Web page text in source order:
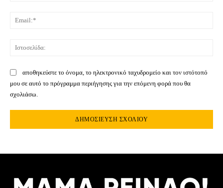
αποθηκεύστε το όνομα, το ηλεκτρονικό ταχυδρομείο και τον ιστότοπό
μου σε αυτό το πρόγραμμα περιήγησης για την επόμενη φορά που θα
σχολιάσω.